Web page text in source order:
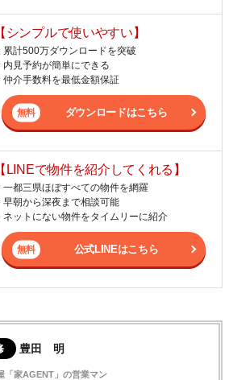
【シンプルで使いやすい】
累計500万ダウンロードを突破
内見予約が簡単にできる
仲介手数料を最低金額保証
ダウンロードはこちら
【LINEで物件を紹介してくれる】
一都三県ほぼすべての物件を網羅
早朝から深夜まで相談可能
ネットにない物件をタイムリーに紹介
公式LINEはこちら
豊田 明
「家AGENT」の営業マン